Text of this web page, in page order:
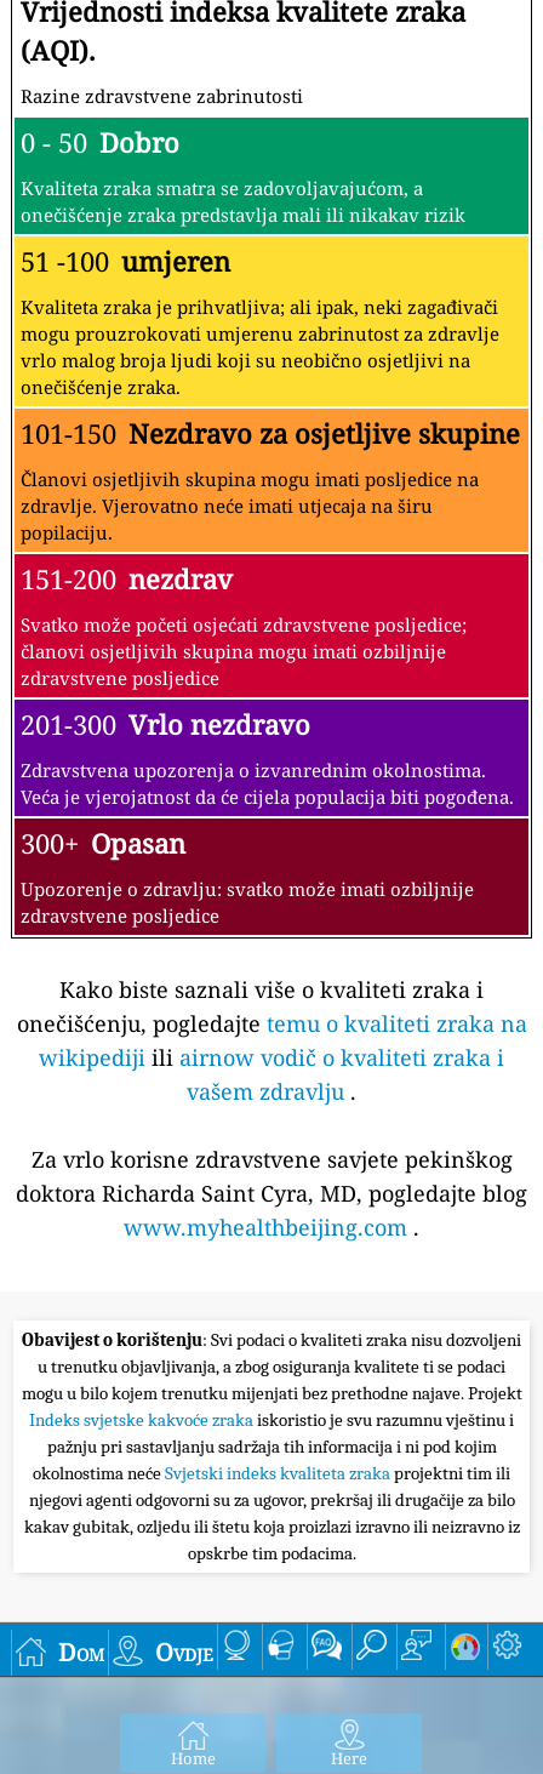
Vrijednosti indeksa kvalitete zraka
(AQI).
Razine zdravstvene zabrinutosti
0 - 50 Dobro
Kvaliteta zraka smatra se zadovoljavajućom, a
onečišćenje zraka predstavlja mali ili nikakav rizik
51 -100 umjeren
Kvaliteta zraka je prihvatljiva; ali ipak, neki zagađivači
mogu prouzrokovati umjerenu zabrinutost za zdravlje
vrlo malog broja ljudi koji su neobično osjetljivi na
onečišćenje zraka.
101-150 Nezdravo za osjetljive skupine
Članovi osjetljivih skupina mogu imati posljedice na
zdravlje. Vjerovatno neće imati utjecaja na širu
popilaciju.
151-200 nezdrav
Svatko može početi osjećati zdravstvene posljedice;
članovi osjetljivih skupina mogu imati ozbiljnije
zdravstvene posljedice
201-300 Vrlo nezdravo
Zdravstvena upozorenja o izvanrednim okolnostima.
Veća je vjerojatnost da će cijela populacija biti pogođena.
300+ Opasan
Upozorenje o zdravlju: svatko može imati ozbiljnije
zdravstvene posljedice
Kako biste saznali više o kvaliteti zraka i
onečišćenju, pogledajte temu o kvaliteti zraka na
wikipediji ili airnow vodič o kvaliteti zraka i
vašem zdravlju .
Za vrlo korisne zdravstvene savjete pekinškog
doktora Richarda Saint Cyra, MD, pogledajte blog
www.myhealthbeijing.com .
Obavijest o korištenju: Svi podaci o kvaliteti zraka nisu dozvoljeni
u trenutku objavljivanja, a zbog osiguranja kvalitete ti se podaci
mogu u bilo kojem trenutku mijenjati bez prethodne najave. Projekt
Indeks svjetske kakvoće zrakaiskoristio je svu razumnu vještinu i
pažnju pri sastavljanju sadržaja tih informacija i ni pod kojim
okolnostima nećeSvjetski indeks kvaliteta zrakaprojektni tim ili
njegovi agenti odgovorni su za ugovor, prekršaj ili drugačije za bilo
kakav gubitak, ozljedu ili štetu koja proizlazi izravno ili neizravno iz
opskrbe tim podacima.
Dom Ovdje
Home Here